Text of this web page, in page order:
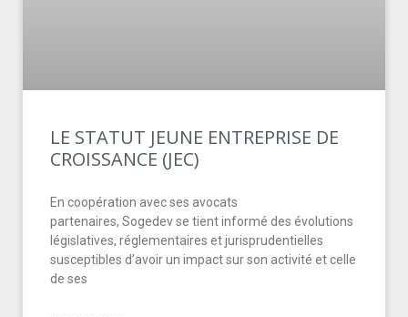
LE STATUT JEUNE ENTREPRISE DE
CROISSANCE (JEC)
En coopération avec ses avocats
partenaires, Sogedev se tient informé des évolutions
législatives, réglementaires et jurisprudentielles
susceptibles d’avoir un impact sur son activité et celle
de ses